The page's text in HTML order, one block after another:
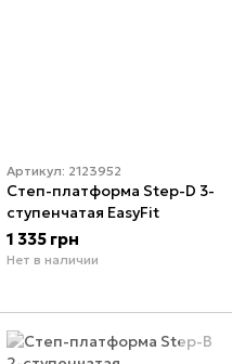
Артикул: 2123952
Степ-платформа Step-D 3-
ступенчатая EasyFit
1 335 грн
Нет в наличии